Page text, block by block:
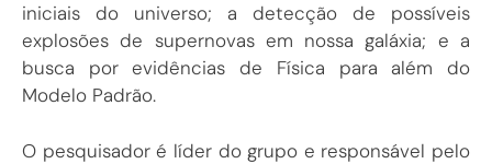
iniciais do universo; a detecção de possíveis
explosões de supernovas em nossa galáxia; e a
busca por evidências de Física para além do
Modelo Padrão.
O pesquisador é líder do grupo e responsável pelo